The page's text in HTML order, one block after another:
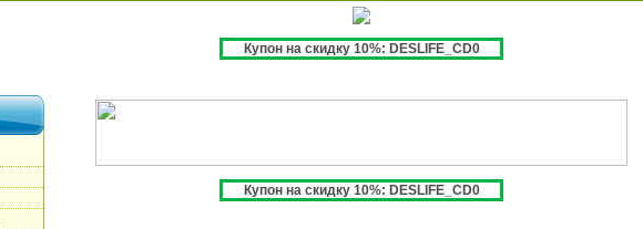
Купон на скидку 10%: DESLIFE_CD0
Купон на скидку 10%: DESLIFE_CD0